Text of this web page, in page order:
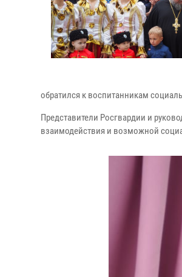
обратился к воспитанникам
Представители Росгвардии и
взаимодействия и возможной